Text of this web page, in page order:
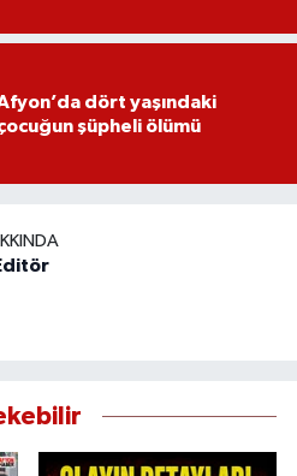
dört yaşındaki
şüpheli ölümü